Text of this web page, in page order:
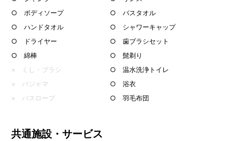
○ ボディソープ
○ バスタオル
○ ハンドタオル
○ シャワーキャップ
○ ドライヤー
○ 歯ブラシセット
○ 綿棒
○ 髭剃り
× くし・ブラシ
○ 温水洗浄トイレ
× パジャマ
○ 浴衣
× バスローブ
○ 羽毛布団
共通施設・サービス